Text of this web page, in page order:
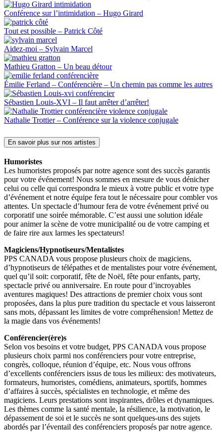
Conférence sur l’intimidation – Hugo Girard
Tout est possible – Patrick Côté
Aidez-moi – Sylvain Marcel
Mathieu Gratton – Un beau détour
Émilie Ferland – Conférencière – Un chemin pas comme les autres
Sébastien Louis-XVI – Il faut arrêter d’arrêter!
Nathalie Trottier – Conférence sur la violence conjugale
En savoir plus sur nos artistes
Humoristes
Les humoristes proposés par notre agence sont des succès garantis
pour votre événement! Nous sommes en mesure de vous dénicher
celui ou celle qui correspondra le mieux à votre public et votre type
d’événement et notre équipe fera tout le nécessaire pour combler vos
attentes. Un spectacle d’humour fera de votre événement privé ou
corporatif une soirée mémorable. C’est aussi une solution idéale
pour animer la scène de votre municipalité ou de votre camping et
de faire rire aux larmes les spectateurs!
Magiciens/Hypnotiseurs/Mentalistes
PPS CANADA vous propose plusieurs choix de magiciens,
d’hypnotiseurs de télépathes et de mentalistes pour votre événement,
quel qu’il soit: corporatif, fête de Noël, fête pour enfants, party,
spectacle privé ou anniversaire. En route pour d’incroyables
aventures magiques! Des attractions de premier choix vous sont
proposées, dans la plus pure tradition du spectacle et vous laisseront
sans mots, dépassant les limites de votre compréhension! Mettez de
la magie dans vos événements!
Conférencier(ère)s
Selon vos besoins et votre budget, PPS CANADA vous propose
plusieurs choix parmi nos conférenciers pour votre entreprise,
congrès, colloque, réunion d’équipe, etc. Nous vous offrons
d’excellents conférenciers issus de tous les milieux: des motivateurs,
formateurs, humoristes, comédiens, animateurs, sportifs, hommes
d’affaires à succès, spécialistes en technologie, et même des
magiciens. Leurs prestations sont inspirantes, drôles et dynamiques.
Les thèmes comme la santé mentale, la résilience, la motivation, le
dépassement de soi et le succès ne sont quelques-uns des sujets
abordés par l’éventail des conférenciers proposés par notre agence.